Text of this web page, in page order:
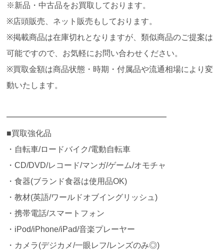
※新品・中古品をお買取しております。
※店頭販売、ネット販売もしております。
※掲載商品は在庫切れとなりますが、類似商品のご提案は
可能ですので、お気軽にお問い合わせください。
※買取金額は商品状態・時期・付属品や流通相場により変
動いたします。
━━━━━━━━━━━━━━━━━━━━
■買取強化品
・自転車/ロードバイク/電動自転車
・CD/DVD/レコード/マンガ/ゲーム/オモチャ
・食器(ブランド食器は使用品OK)
・教材(英語/ワールドオブイングリッシュ)
・携帯電話/スマートフォン
・iPod/iPhone/iPad/音楽プレーヤー
・カメラ(デジカメ/一眼レフ/レンズのみ◎)